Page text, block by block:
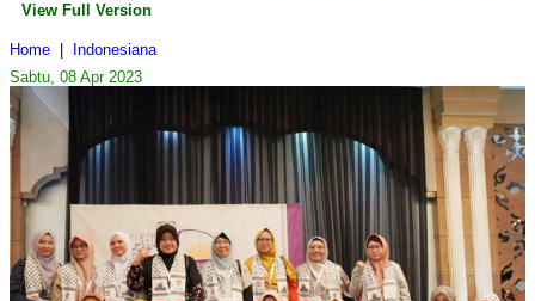
View Full Version
Home
Indonesiana
Sabtu, 08 Apr 2023